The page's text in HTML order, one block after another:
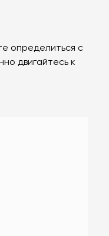
определиться с
двигайтесь к